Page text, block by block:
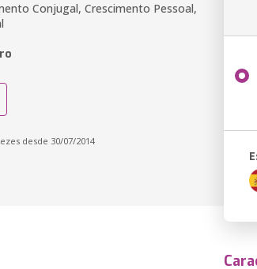
Conjugal, Crescimento Pessoal,
desde 30/07/2014